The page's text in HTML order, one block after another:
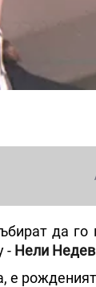
да го
- Нели
е